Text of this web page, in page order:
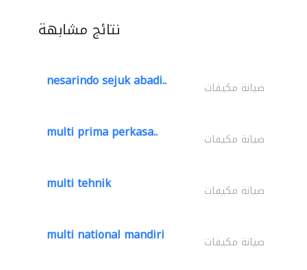
نتائج مشابهة
nesarindo sejuk abadi.. صيانة مكيفات
multi prima perkasa.. صيانة مكيفات
multi tehnik صيانة مكيفات
multi national mandiri صيانة مكيفات